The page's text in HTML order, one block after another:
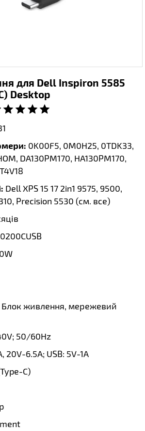
для Dell Inspiron 5585
Desktop
0K00F5, 0M0H25, 0TDK33,
DA130PM170, HA130PM170,
Dell XPS 15 17 2in1 9575, 9500,
Precision 5530 (см. все)
Блок живлення, мережевий
50/60Hz
20V-6.5A; USB: 5V-1A
C)